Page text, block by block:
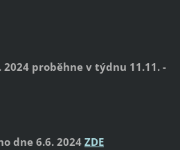
proběhne v týdnu 11.11. -
dne 6.6. 2024 ZDE